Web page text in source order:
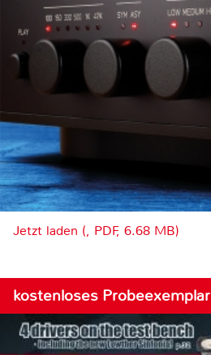
Jetzt laden (, PDF, 6.68 MB)
kostenloses Probeexemplar